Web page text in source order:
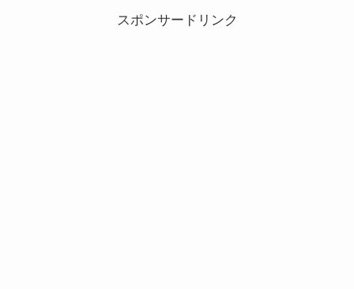
スポンサードリンク